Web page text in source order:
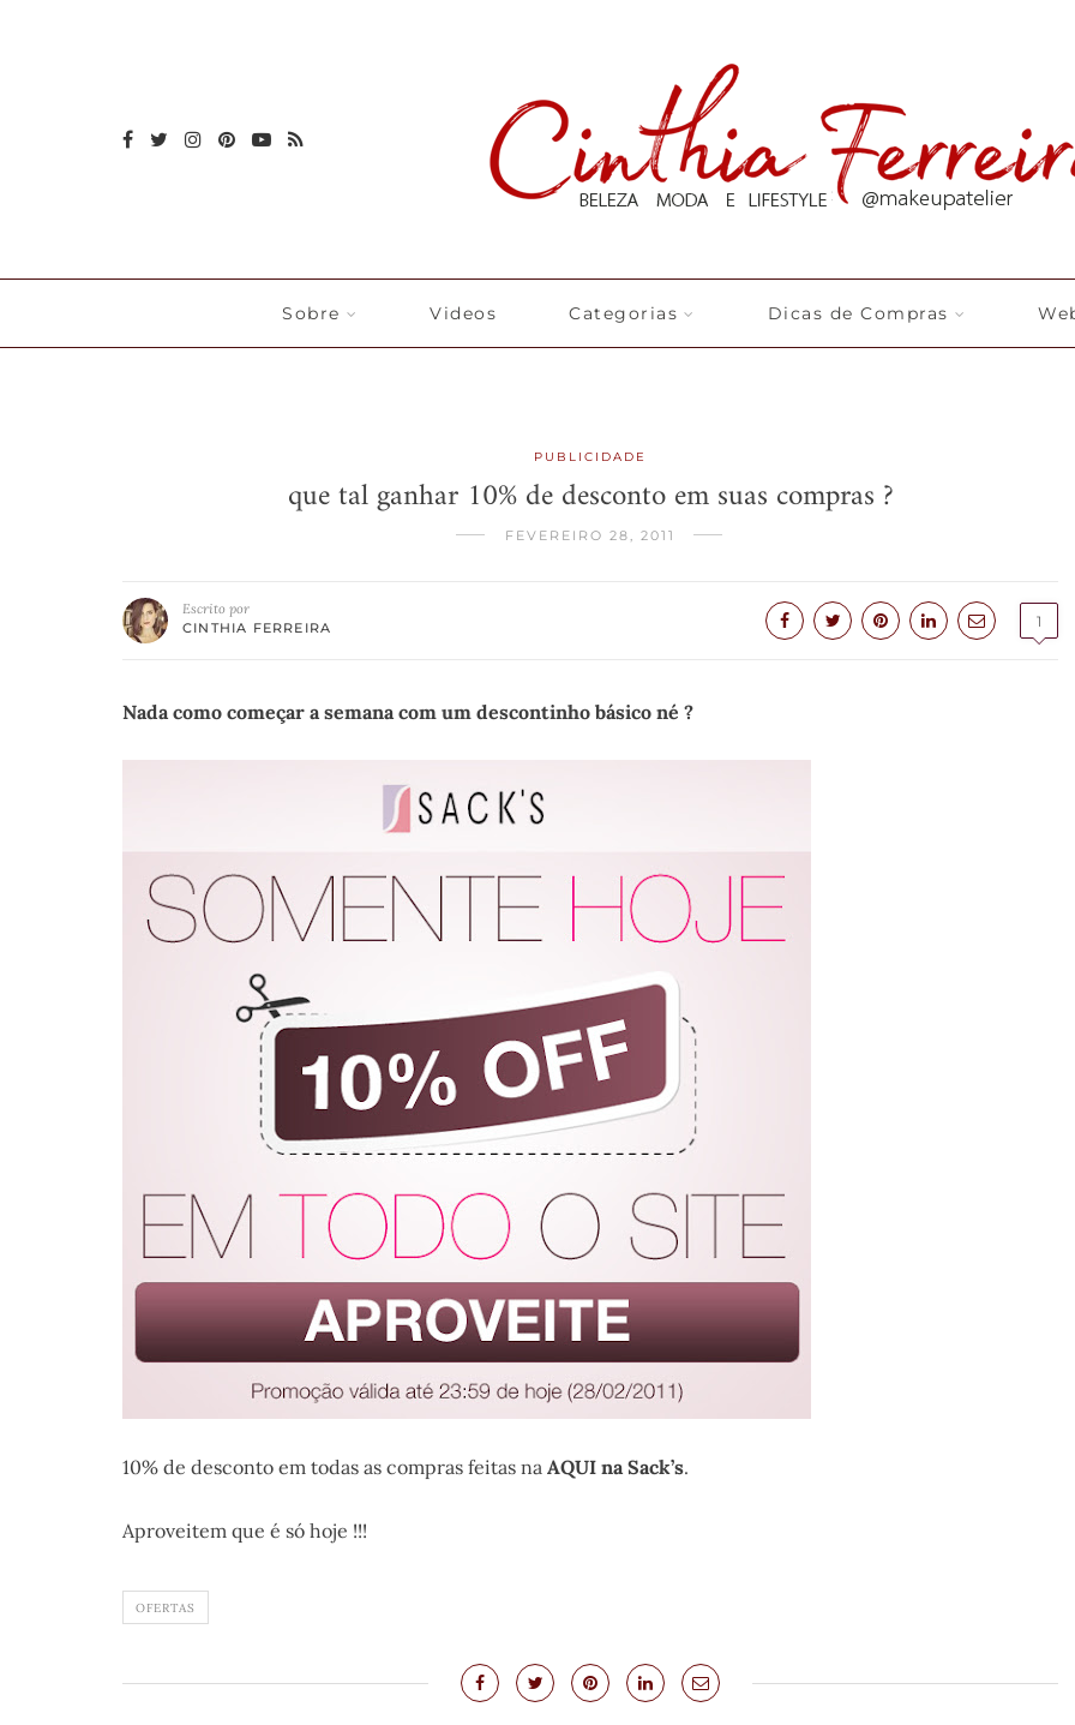
Sobre Videos Categorias Dicas de Compras
PUBLICIDADE
que tal ganhar 10% de desconto em suas compras ?
FEVEREIRO 28, 2011
Escrito por
CINTHIA FERREIRA
1
Nada como começar a semana com um descontinho básico né ?
10% de desconto em todas as compras feitas na AQUI na Sack’s.
Aproveitem que é só hoje !!!
OFERTAS